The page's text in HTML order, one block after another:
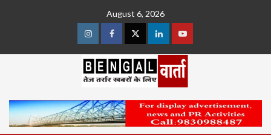
August 6, 2026
InstagramFacebookTwitterLinkedinYoutube